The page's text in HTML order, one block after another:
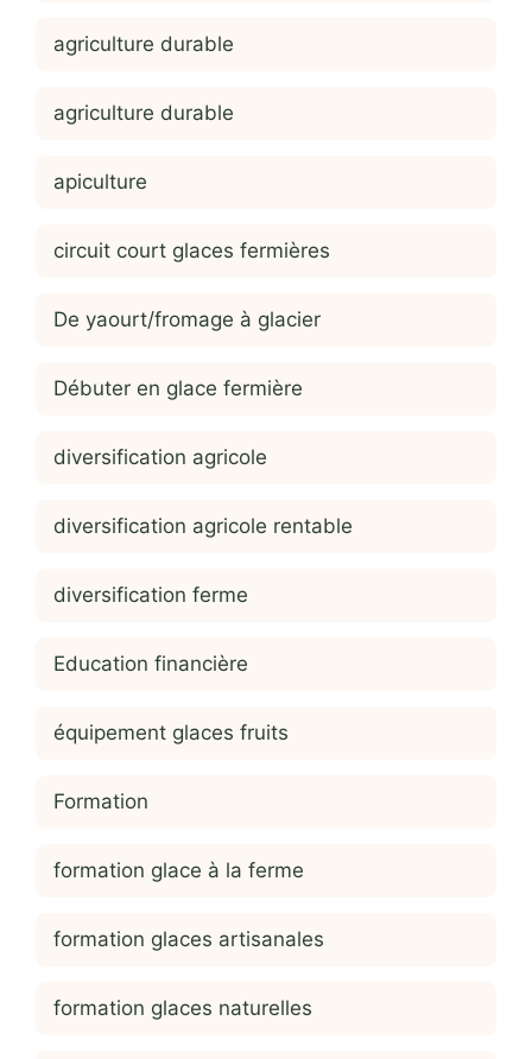
agriculture durable
agriculture durable
apiculture
circuit court glaces fermières
De yaourt/fromage à glacier
Débuter en glace fermière
diversification agricole
diversification agricole rentable
diversification ferme
Education financière
équipement glaces fruits
Formation
formation glace à la ferme
formation glaces artisanales
formation glaces naturelles